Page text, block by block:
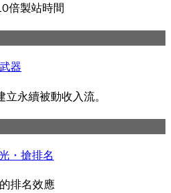
倍製站時間
器
永續被動收入流。
・搶排名
排名效應